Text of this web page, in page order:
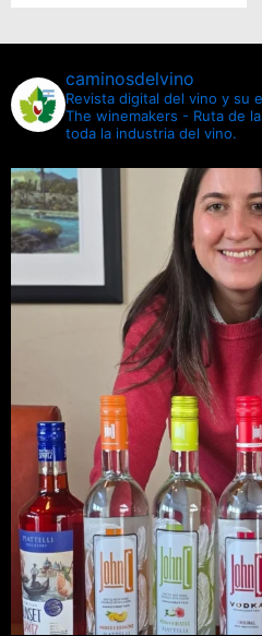
caminosdelvino
Revista digital del vino y su
The winemakers - Ruta de
toda la industria del vino.